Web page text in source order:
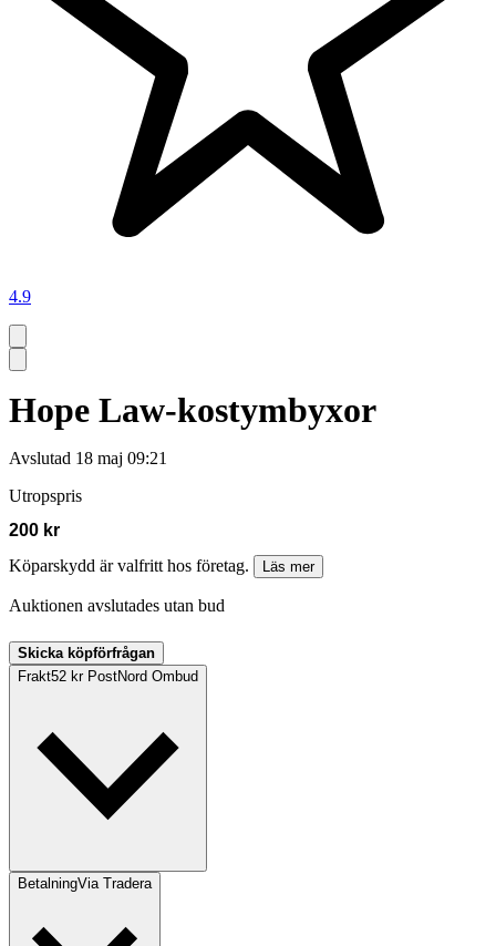
4.9
Hope Law-kostymbyxor
Avslutad 18 maj 09:21
Utropspris
200 kr
Köparskydd är valfritt hos företag.
Läs mer
Auktionen avslutades utan bud
Skicka köpförfrågan
Frakt52 kr PostNord Ombud
BetalningVia Tradera